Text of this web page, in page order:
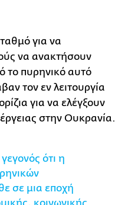
για να
να ανακτήσουν
το πυρηνικό αυτό
τον εν λειτουργία
για να ελέγξουν
στην Ουκρανία.
ότι η
σε μια εποχή